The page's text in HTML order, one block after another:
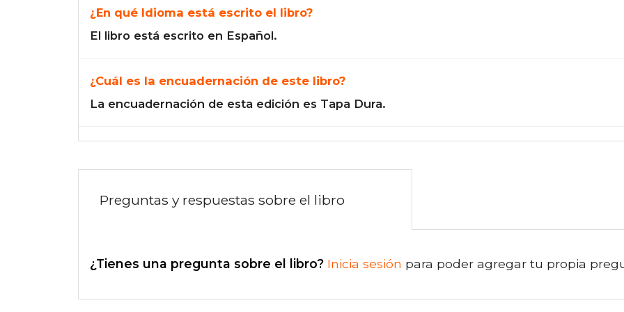
¿En qué Idioma está escrito el libro?
El libro está escrito en Español.
¿Cuál es la encuadernación de este libro?
La encuadernación de esta edición es Tapa Dura.
Preguntas y respuestas sobre el libro
¿Tienes una pregunta sobre el libro? Inicia sesión para poder agregar tu propia